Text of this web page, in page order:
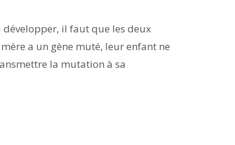
développer, il faut que les deux
a un gène muté, leur enfant ne
la mutation à sa